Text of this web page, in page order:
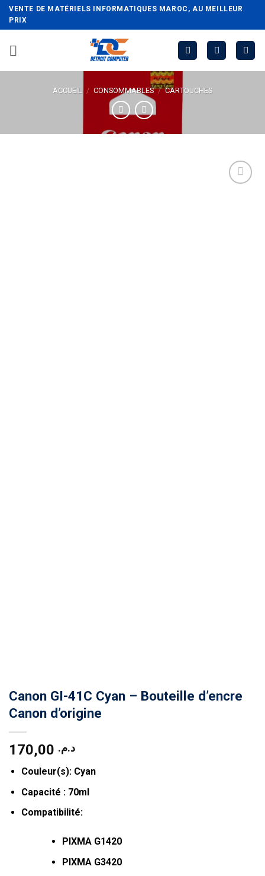
Passer
au
VENTE DE MATÉRIELS INFORMATIQUES MAROC, AU MEILLEUR
PRIX
ACCUEIL / CONSOMMABLES / CARTOUCHES
Canon GI-41C Cyan – Bouteille d’encre
Canon d’origine
د.م.
Couleur(s): Cyan
Capacité : 70ml
Compatibilité:
PIXMA G1420
PIXMA G3420